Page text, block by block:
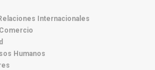
Internacionales
Humanos